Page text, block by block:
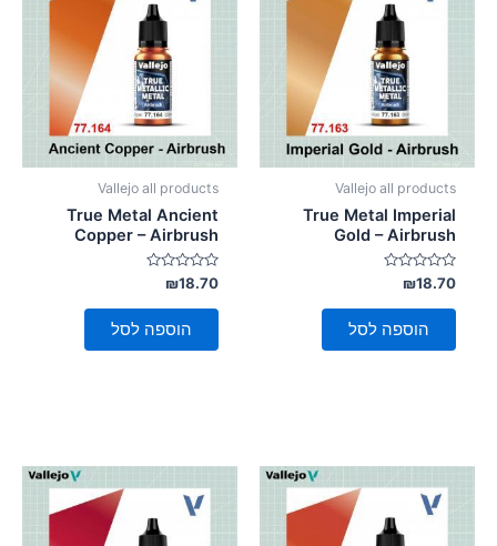
Vallejo all products
True Metal Imperial
Gold – Airbrush
דורג
0
מתוך
₪18.70
הוספה לסל
Vallejo all products
True Metal Ancient
Copper – Airbrush
דורג
0
מתוך
₪18.70
הוספה לסל